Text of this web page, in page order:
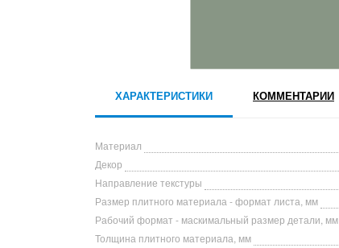
ХАРАКТЕРИСТИКИ КОММЕНТАРИИ
Материал
Декор
Направление текстуры
Размер плитного материала - формат листа, мм
Рабочий формат - маскимальный размер детали, мм
Толщина плитного материала, мм